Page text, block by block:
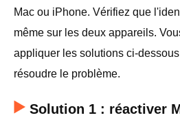
Mac ou iPhone. Vérifiez que
même sur les deux appareils.
appliquer les solutions ci-
résoudre le problème.
Solution 1 : réactiver